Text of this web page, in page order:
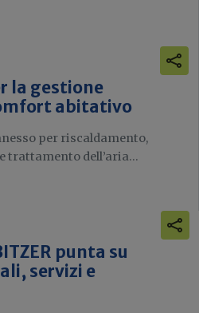
la gestione
abitativo
per riscaldamento,
trattamento dell’aria...
punta su
servizi e